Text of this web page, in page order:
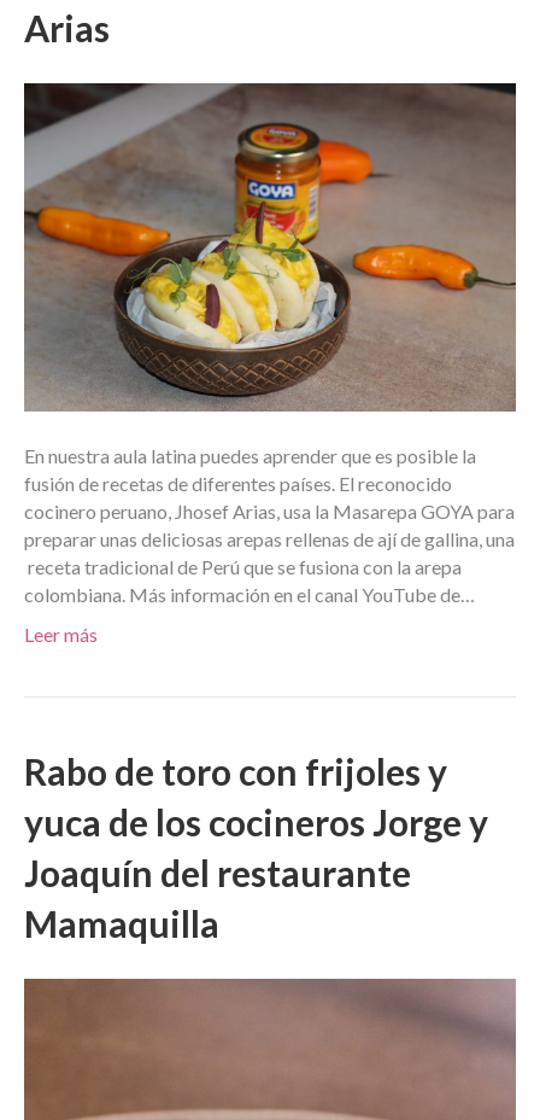
Arias
En nuestra aula latina puedes aprender que es posible la
fusión de recetas de diferentes países. El reconocido
cocinero peruano, Jhosef Arias, usa la Masarepa GOYA para
preparar unas deliciosas arepas rellenas de ají de gallina, una
receta tradicional de Perú que se fusiona con la arepa
colombiana. Más información en el canal YouTube de…
Leer más
Rabo de toro con frijoles y
yuca de los cocineros Jorge y
Joaquín del restaurante
Mamaquilla